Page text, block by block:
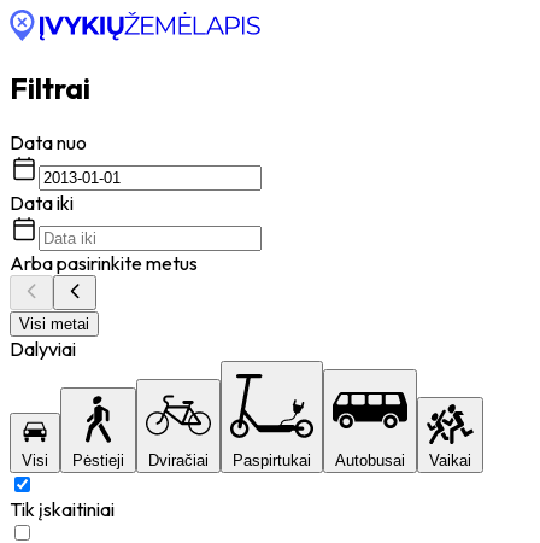
Filtrai
Data nuo
Data iki
Arba pasirinkite metus
Visi metai
Dalyviai
Visi Pėstieji Dviračiai Paspirtukai Autobusai Vaikai
Tik įskaitiniai